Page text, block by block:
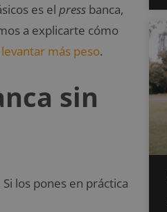
es el press banca,
a explicarte cómo
levantar más peso.
sin
Si los pones en práctica